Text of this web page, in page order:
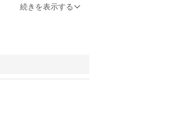
かねます。
が御座います。発送時
します。
。
続きを表示する